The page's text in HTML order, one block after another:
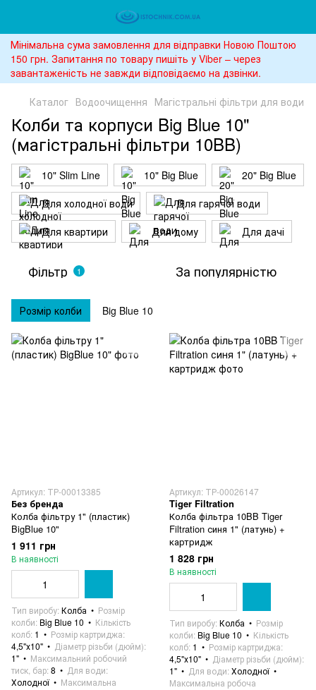
Мінімальна сума замовлення для відправки Новою Поштою
150 грн. Запитання по товару пишіть у Viber – через
завантаженість не завжди відповідаємо на дзвінки.
Каталог Водоочищення Магістральні фільтри для води
Колби та корпуси Big Blue 10"
(магістральні фільтри 10BB)
10" Slim Line 10" Big Blue
20" Big Blue
Для холодної води
Для гарячої води
Для квартири
Для дому Для дачі
Фільтр 1 За популярністю
Розмір колби Big Blue 10
Артикул: ТР-00013385
Без бренда
Колба фільтру 1" (пластик)
BigBlue 10"
1 911 грн
В наявності
Тип виробу Колба
Розмір
колби Big Blue 10
Кількість
колб 1
Розмір картриджа
4,5"х10"
Діаметр різьби (дюйм)
1"
Максимальний робочий
тиск, бар 8
Для води
Холодної
Максимальна
Артикул: ТР-00026147
Tiger Filtration
Колба фільтра 10BB Tiger
Filtration синя 1" (латунь) +
картридж
1 828 грн
В наявності
Тип виробу Колба
Розмір
колби Big Blue 10
Кількість
колб 1
Розмір картриджа
4,5"х10"
Діаметр різьби (дюйм)
1"
Для води Холодної
Максимальна робоча